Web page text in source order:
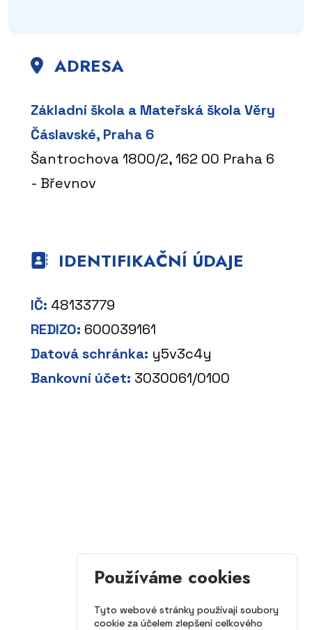
Používáme cookies
Tyto webové stránky používají soubory
cookie za účelem zlepšení celkového
ADRESA
Základní škola a Mateřská škola Věry
Čáslavské, Praha 6
Šantrochova 1800/2, 162 00 Praha 6
- Břevnov
IDENTIFIKAČNÍ ÚDAJE
IČ: 48133779
REDIZO: 600039161
Datová schránka: y5v3c4y
Bankovní účet: 3030061/0100